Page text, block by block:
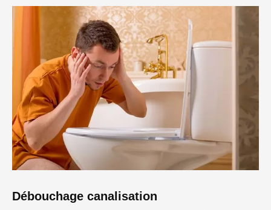
Débouchage canalisation